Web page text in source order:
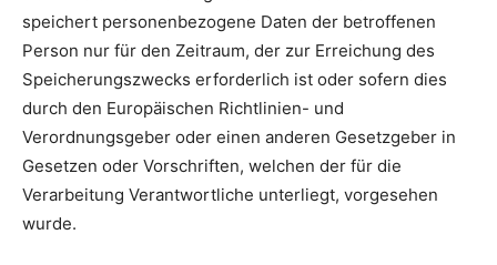
speichert personenbezogene Daten der betroffenen
Person nur für den Zeitraum, der zur Erreichung des
Speicherungszwecks erforderlich ist oder sofern dies
durch den Europäischen Richtlinien- und
Verordnungsgeber oder einen anderen Gesetzgeber in
Gesetzen oder Vorschriften, welchen der für die
Verarbeitung Verantwortliche unterliegt, vorgesehen
wurde.